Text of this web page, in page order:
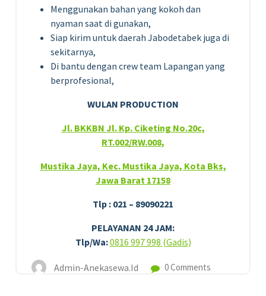
Menggunakan bahan yang kokoh dan
nyaman saat di gunakan,
Siap kirim untuk daerah Jabodetabek juga di
sekitarnya,
Di bantu dengan crew team Lapangan yang
berprofesional,
WULAN PRODUCTION
Jl. BKKBN Jl. Kp. Ciketing No.20c,
RT.002/RW.008,
Mustika Jaya, Kec. Mustika Jaya, Kota Bks,
Jawa Barat 17158
Tlp : 021 – 89090221
PELAYANAN 24 JAM:
Tlp/Wa:0816 997 998 (Gadis)
Admin-Anekasewa.id 0 Comments